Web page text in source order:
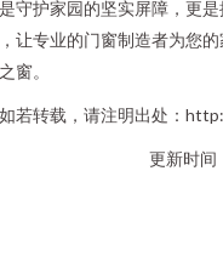
守护家园的坚实屏障，更
让专业的门窗制造者为您
窗。
若转载，请注明出处：
更新时间